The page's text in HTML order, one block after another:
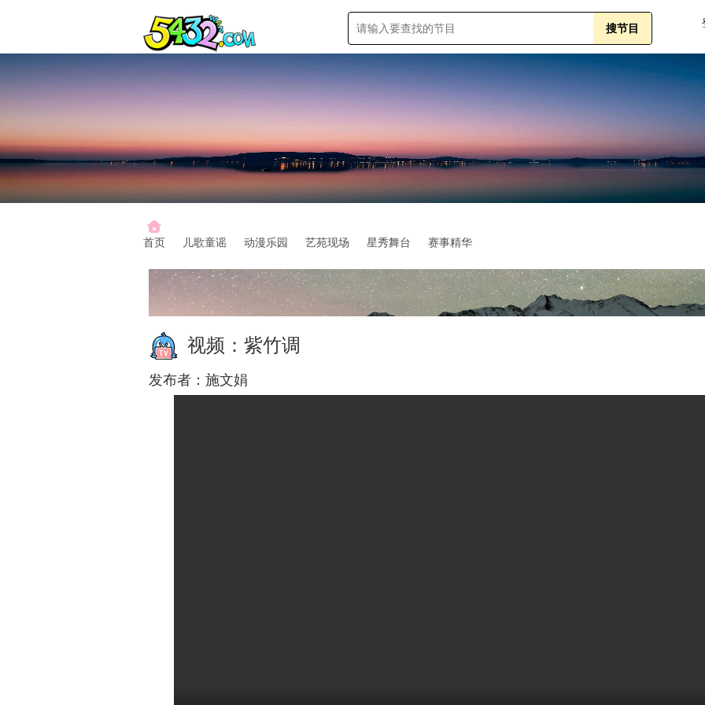
首页 儿歌童谣 动漫乐园 艺苑现场 星秀舞台 赛事精华
视频： 紫竹调
发布者： 施文娟